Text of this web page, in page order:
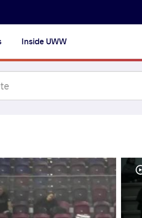
Inside UWW